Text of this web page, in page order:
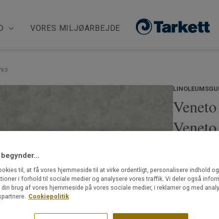
VORES MILJØARBEJDE
Veneto
områder
kreativt til
afdæmpede
Læs mere
15 dB
til, at få vores hjemmeside til at virke ordentligt, personalisere indhold og
i forhold til sociale medier og analysere vores traffik. Vi deler også
brug af vores hjemmeside på vores sociale medier, i reklamer og med
Cookiepolitik